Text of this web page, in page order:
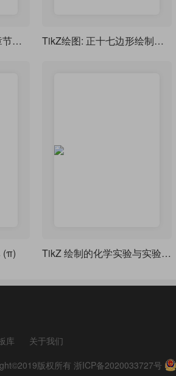
TiKZ 制作一个别致的章节样式 TikZ绘图: 正十七边形绘制步骤图(基于高斯的正十七边形证明)
(π) TikZ 绘制的化学实验与实验器材示意图
库
关于我们
版权所有 浙ICP备2020033727号